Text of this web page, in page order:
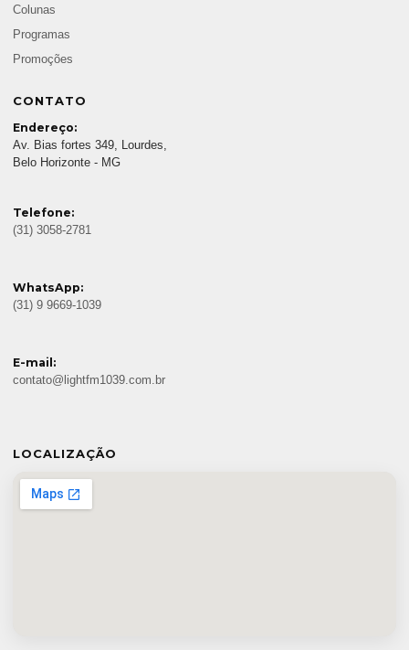
Colunas
Programas
Promoções
CONTATO
Endereço:
Av. Bias fortes 349, Lourdes,
Belo Horizonte - MG
Telefone:
(31) 3058-2781
WhatsApp:
(31) 9 9669-1039
E-mail:
contato@lightfm1039.com.br
LOCALIZAÇÃO